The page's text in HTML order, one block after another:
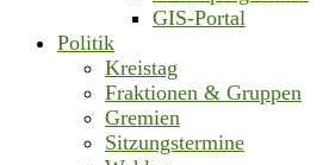
GIS-Portal
Politik
Kreistag
Fraktionen & Gruppen
Gremien
Sitzungstermine